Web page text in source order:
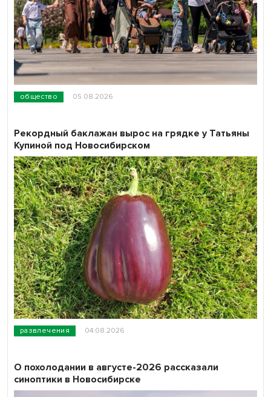
общество 05.08.2026
развлечения 04.08.2026
Рекордный баклажан вырос на грядке у Татьяны
Купиной под Новосибирском
О похолодании в августе-2026 рассказали
синоптики в Новосибирске